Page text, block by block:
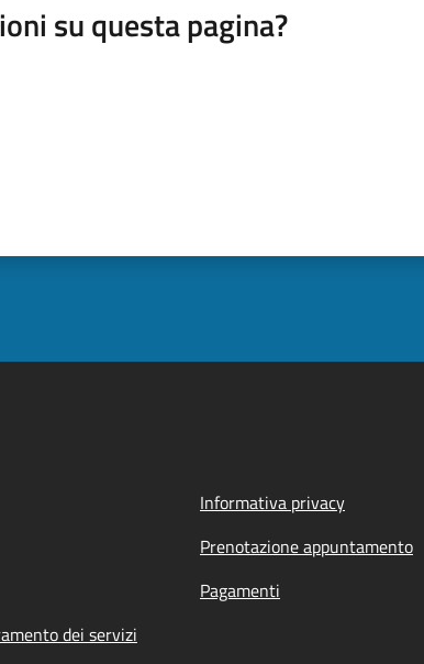
su questa pagina?
Informativa privacy
Prenotazione appuntamento
Pagamenti
dei servizi